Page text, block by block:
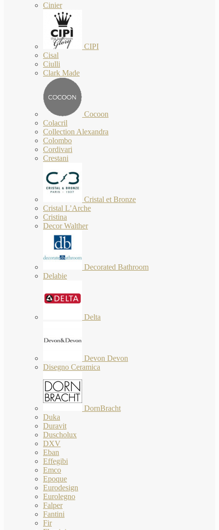
Cinier
CIPI
Cisal
Ciulli
Clark Made
Cocoon
Colacril
Collection Alexandra
Colombo
Cordivari
Crestani
Cristal et Bronze
Cristal L’Arche
Cristina
Decor Walther
Decorated Bathroom
Delabie
Delta
Devon Devon
Disegno Ceramica
DornBracht
Duka
Duravit
Duscholux
DXV
Eban
Effegibi
Emco
Epoque
Eurodesign
Eurolegno
Falper
Fantini
Fir